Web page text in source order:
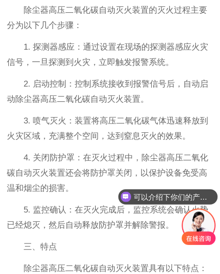
除尘器高压二氧化碳自动灭火装置的灭火过程主要
分为以下几个步骤：
1. 探测器感应：通过设置在现场的探测器感应火灾
信号，一旦探测到火灾，立即触发报警系统。
2. 启动控制：控制系统接收到报警信号后，自动启
动除尘器高压二氧化碳自动灭火装置。
3. 喷气灭火：装置将高压二氧化碳气体迅速释放到
火灾区域，充满整个空间，达到窒息灭火的效果。
4. 关闭防护罩：在灭火过程中，除尘器高压二氧化
碳自动灭火装置还会将防护罩关闭，以保护设备免受高
温和烟尘的损害。
5. 监控确认：在灭火完成后，监控系统会确认火势
已经熄灭，然后自动释放防护罩并解除警报。
三、特点
除尘器高压二氧化碳自动灭火装置具有以下特点：
可以介绍下你们的产品么